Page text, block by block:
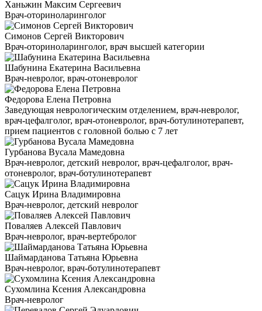
Ханьжин Максим Сергеевич
Врач-оториноларинголог
Симонов Сергей Викторович
Врач-оториноларинголог, врач высшей категории
Шабунина Екатерина Васильевна
Врач-невролог, врач-отоневролог
Федорова Елена Петровна
Заведующая неврологическим отделением, врач-невролог,
врач-цефалголог, врач-отоневролог, врач-ботулинотерапевт,
прием пациентов с головной болью с 7 лет
Гурбанова Вусала Мамедовна
Врач-невролог, детский невролог, врач-цефалголог, врач-
отоневролог, врач-ботулинотерапевт
Сацук Ирина Владимировна
Врач-невролог, детский невролог
Поваляев Алексей Павлович
Врач-невролог, врач-вертебролог
Шаймарданова Татьяна Юрьевна
Врач-невролог, врач-ботулинотерапевт
Сухомлина Ксения Александровна
Врач-невролог